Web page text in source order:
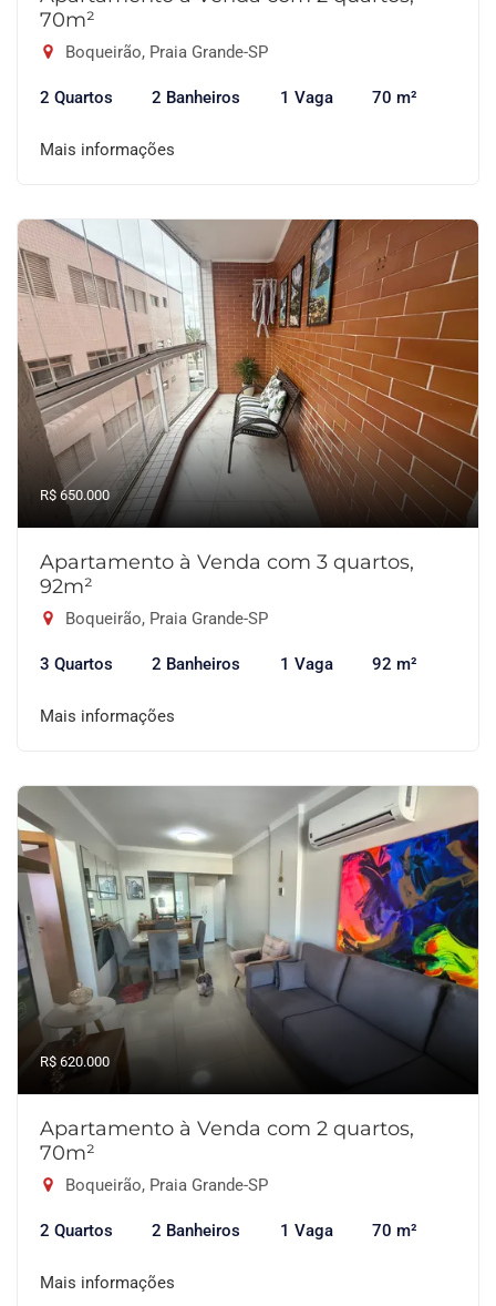
70m²
Boqueirão, Praia Grande-SP
2 Quartos 2 Banheiros 1 Vaga 70 m²
Mais informações
R$ 650.000
Apartamento à Venda com 3 quartos,
92m²
Boqueirão, Praia Grande-SP
3 Quartos 2 Banheiros 1 Vaga 92 m²
Mais informações
R$ 620.000
Apartamento à Venda com 2 quartos,
70m²
Boqueirão, Praia Grande-SP
2 Quartos 2 Banheiros 1 Vaga 70 m²
Mais informações